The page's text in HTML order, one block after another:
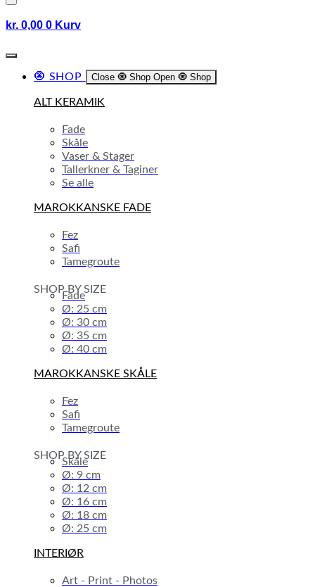
kr. 0,00 0 Kurv
🧿 SHOP Close 🧿 Shop Open 🧿 Shop
ALT KERAMIK
Fade
Skåle
Vaser & Stager
Tallerkner & Taginer
Se alle
MAROKKANSKE FADE
Fez
Safi
Tamegroute
SHOP BY SIZE
Fade
Ø: 25 cm
Ø: 30 cm
Ø: 35 cm
Ø: 40 cm
MAROKKANSKE SKÅLE
Fez
Safi
Tamegroute
SHOP BY SIZE
Skåle
Ø: 9 cm
Ø: 12 cm
Ø: 16 cm
Ø: 18 cm
Ø: 25 cm
INTERIØR
Art - Print - Photos